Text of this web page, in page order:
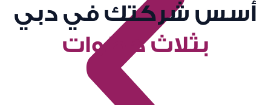
أسس شركتك في دبي
بثلاث خطوات